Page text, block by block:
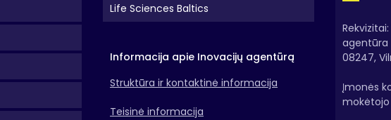
profesijoms Lietuvoje taikoma pripažinimo procedūra, įprastai norint užsiimti
Life Sciences Baltics
Informacija apie Inovacijų agentūrą
Struktūra ir kontaktinė informacija
Teisinė informacija
agentūra
08247,
Įmonės
mokėtojo